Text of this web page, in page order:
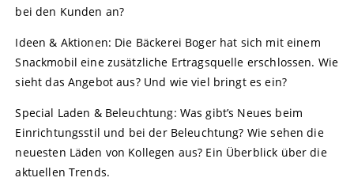
bei den Kunden an?
Ideen & Aktionen: Die Bäckerei Boger hat sich mit einem
Snackmobil eine zusätzliche Ertragsquelle erschlossen. Wie
sieht das Angebot aus? Und wie viel bringt es ein?
Special Laden & Beleuchtung: Was gibt’s Neues beim
Einrichtungsstil und bei der Beleuchtung? Wie sehen die
neuesten Läden von Kollegen aus? Ein Überblick über die
aktuellen Trends.